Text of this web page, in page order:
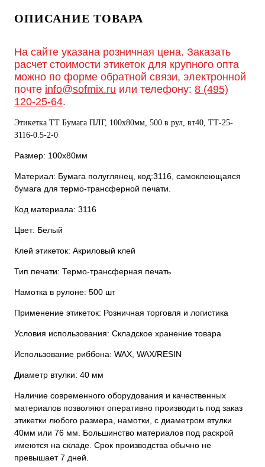
ОПИСАНИЕ ТОВАРА
На сайте указана розничная цена. Заказать
расчет стоимости этикеток для крупного опта
можно по форме обратной связи, электронной
почте info@sofmix.ru или телефону: 8 (495)
120-25-64.
Этикетка ТТ Бумага ПЛГ, 100х80мм, 500 в рул, вт40, TТ-25-
3116-0.5-2-0
Размер: 100х80мм
Материал: Бумага полуглянец, код:3116, самоклеющаяся
бумага для термо-трансферной печати.
Код материала: 3116
Цвет: Белый
Клей этикеток: Акриловый клей
Тип печати: Термо-трансферная печать
Намотка в рулоне: 500 шт
Применение этикеток: Розничная торговля и логистика
Условия использования: Складское хранение товара
Использование риббона: WAX, WAX/RESIN
Диаметр втулки: 40 мм
Наличие современного оборудования и качественных
материалов позволяют оперативно производить под заказ
этикетки любого размера, намотки, с диаметром втулки
40мм или 76 мм. Большинство материалов под раскрой
имеются на складе. Срок производства обычно не
превышает 7 дней.